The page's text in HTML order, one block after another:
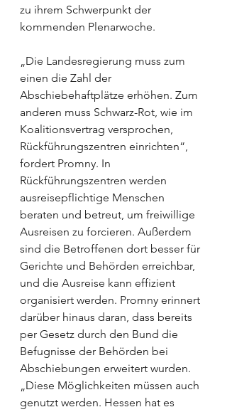
zu ihrem Schwerpunkt der
kommenden Plenarwoche.
„Die Landesregierung muss zum
einen die Zahl der
Abschiebehaftplätze erhöhen. Zum
anderen muss Schwarz-Rot, wie im
Koalitionsvertrag versprochen,
Rückführungszentren einrichten“,
fordert Promny. In
Rückführungszentren werden
ausreisepflichtige Menschen
beraten und betreut, um freiwillige
Ausreisen zu forcieren. Außerdem
sind die Betroffenen dort besser für
Gerichte und Behörden erreichbar,
und die Ausreise kann effizient
organisiert werden. Promny erinnert
darüber hinaus daran, dass bereits
per Gesetz durch den Bund die
Befugnisse der Behörden bei
Abschiebungen erweitert wurden.
„Diese Möglichkeiten müssen auch
genutzt werden. Hessen hat es